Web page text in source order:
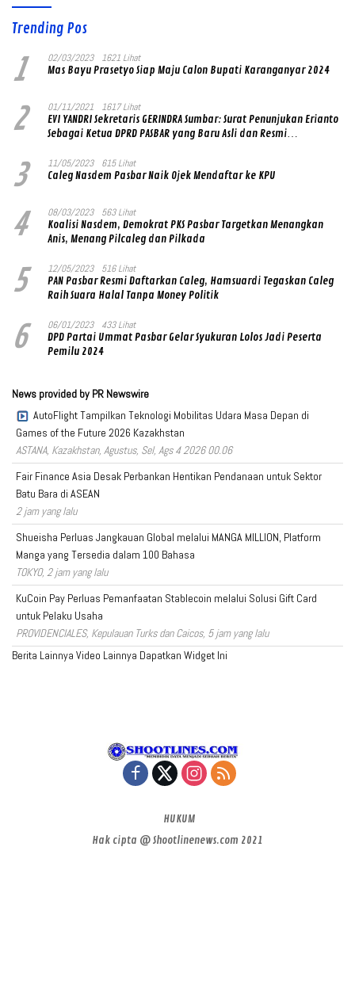
Trending Pos
1 02/03/2023 1621 Lihat
Mas Bayu Prasetyo Siap Maju Calon Bupati Karanganyar 2024
2 01/11/2021 1617 Lihat
EVI YANDRI Sekretaris GERINDRA Sumbar: Surat Penunjukan Erianto
Sebagai Ketua DPRD PASBAR yang Baru Asli dan Resmi
3 11/05/2023 615 Lihat
Caleg Nasdem Pasbar Naik Ojek Mendaftar ke KPU
4 08/03/2023 563 Lihat
Koalisi Nasdem, Demokrat PKS Pasbar Targetkan Menangkan
Anis, Menang Pilcaleg dan Pilkada
5 12/05/2023 516 Lihat
PAN Pasbar Resmi Daftarkan Caleg, Hamsuardi Tegaskan Caleg
Raih Suara Halal Tanpa Money Politik
6 06/01/2023 433 Lihat
DPD Partai Ummat Pasbar Gelar Syukuran Lolos Jadi Peserta
Pemilu 2024
News provided by PR Newswire
AutoFlight Tampilkan Teknologi Mobilitas Udara Masa Depan di
Games of the Future 2026 Kazakhstan
ASTANA, Kazakhstan, Agustus, Sel, Ags 4 2026 00.06
Fair Finance Asia Desak Perbankan Hentikan Pendanaan untuk Sektor
Batu Bara di ASEAN
2 jam yang lalu
Shueisha Perluas Jangkauan Global melalui MANGA MILLION, Platform
Manga yang Tersedia dalam 100 Bahasa
TOKYO, 2 jam yang lalu
KuCoin Pay Perluas Pemanfaatan Stablecoin melalui Solusi Gift Card
untuk Pelaku Usaha
PROVIDENCIALES, Kepulauan Turks dan Caicos, 5 jam yang lalu
Berita Lainnya Video Lainnya Dapatkan Widget Ini
HUKUM
Hak cipta @ Shootlinenews.com 2021